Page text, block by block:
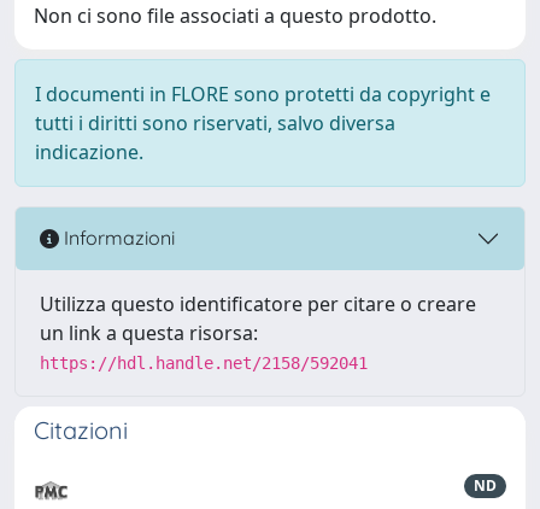
Non ci sono file associati a questo prodotto.
I documenti in FLORE sono protetti da copyright e
tutti i diritti sono riservati, salvo diversa
indicazione.
Informazioni
Utilizza questo identificatore per citare o creare
un link a questa risorsa:
https://hdl.handle.net/2158/592041
Citazioni
ND